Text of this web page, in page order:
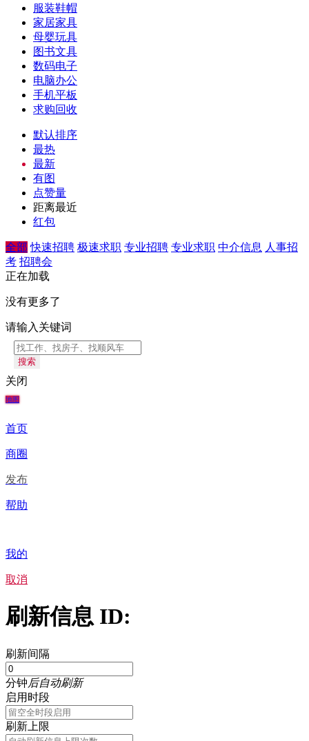
服装鞋帽
家居家具
母婴玩具
图书文具
数码电子
电脑办公
手机平板
求购回收
默认排序
最热
最新
有图
点赞量
距离最近
红包
全部 快速招聘 极速求职 专业招聘 专业求职 中介信息 人事招
考 招聘会
正在加载
没有更多了
请输入关键词
搜索
关闭
地图
首页
商圈
发布
帮助
我的
取消
刷新信息 ID:
刷新间隔
分钟后自动刷新
启用时段
刷新上限